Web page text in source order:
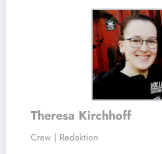
Theresa Kirchhoff
Crew | Redaktion